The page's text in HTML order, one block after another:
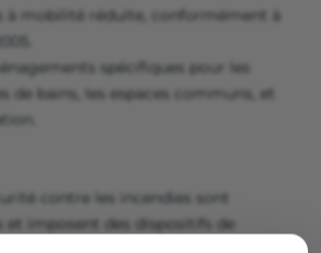
à mobilité réduite, conformément à
spécifiques pour les
de bains, les espaces communs, et
contre les incendies sont
imposent des dispositifs de